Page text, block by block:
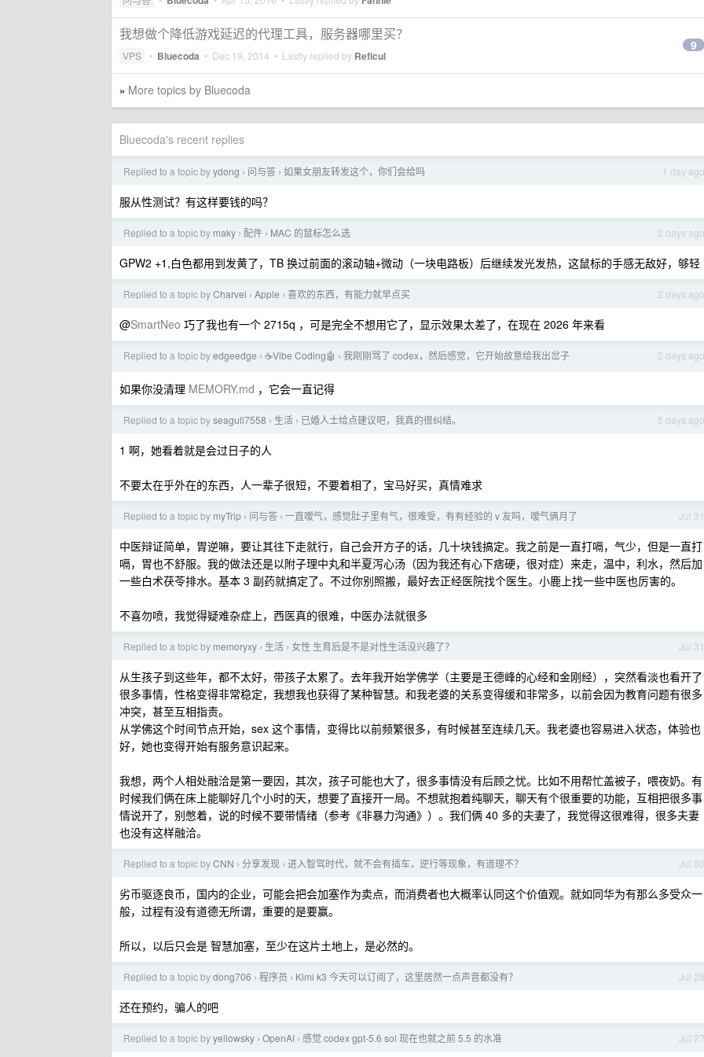
我想做个降低游戏延迟的代理工具，服务器哪里买？
VPS • Bluecoda • Dec 19, 2014 • Lastly replied by Reficul
9
» More topics by Bluecoda
Bluecoda's recent replies
1 day ago
Replied to a topic byydong › 问与答 › 如果女朋友转发这个，你们会给吗
服从性测试？有这样要钱的吗？
2 days ago
Replied to a topic by maky › 配件 › MAC 的鼠标怎么选
GPW2 +1,白色都用到发黄了，TB 换过前面的滚动轴+微动（一块电路板）后继续发光发热，这鼠标的手感无敌好，够轻
2 days ago
Replied to a topic byCharvel › Apple › 喜欢的东西，有能力就早点买
@SmartNeo 巧了我也有一个 2715q ，可是完全不想用它了，显示效果太差了，在现在 2026 年来看
2 days ago
Replied to a topic byedgeedge › ☕Vibe Coding🤖 › 我刚刚骂了 codex，然后感觉，它开始故意给我出岔子
如果你没清理 MEMORY.md ，它会一直记得
5 days ago
Replied to a topic byseagull7558 › 生活 › 已婚人士给点建议吧，我真的很纠结。
1 啊，她看着就是会过日子的人
不要太在乎外在的东西，人一辈子很短，不要着相了，宝马好买，真情难求
Jul 31
Replied to a topic by myTrip › 问与答 › 一直嗳气，感觉肚子里有气，很难受，有有经验的 v 友吗，嗳气俩月了
中医辩证简单，胃逆嘛，要让其往下走就行，自己会开方子的话，几十块钱搞定。我之前是一直打嗝，气少，但是一直打
嗝，胃也不舒服。我的做法还是以附子理中丸和半夏泻心汤（因为我还有心下痞硬，很对症）来走，温中，利水，然后加
一些白术茯苓排水。基本 3 副药就搞定了。不过你别照搬，最好去正经医院找个医生。小鹿上找一些中医也厉害的。
不喜勿喷，我觉得疑难杂症上，西医真的很难，中医办法就很多
Jul 31
Replied to a topic by memoryxy › 生活 › 女性 生育后是不是对性生活没兴趣了？
从生孩子到这些年，都不太好，带孩子太累了。去年我开始学佛学（主要是王德峰的心经和金刚经），突然看淡也看开了
很多事情，性格变得非常稳定，我想我也获得了某种智慧。和我老婆的关系变得缓和非常多，以前会因为教育问题有很多
冲突，甚至互相指责。
从学佛这个时间节点开始，sex 这个事情，变得比以前频繁很多，有时候甚至连续几天。我老婆也容易进入状态，体验也
好，她也变得开始有服务意识起来。
我想，两个人相处融洽是第一要因，其次，孩子可能也大了，很多事情没有后顾之忧。比如不用帮忙盖被子，喂夜奶。有
时候我们俩在床上能聊好几个小时的天，想要了直接开一局。不想就抱着纯聊天，聊天有个很重要的功能，互相把很多事
情说开了，别憋着，说的时候不要带情绪（参考《非暴力沟通》）。我们俩 40 多的夫妻了，我觉得这很难得，很多夫妻
也没有这样融洽。
Jul 30
Replied to a topic byCNN › 分享发现 › 进入智驾时代，就不会有插车，逆行等现象，有道理不？
劣币驱逐良币，国内的企业，可能会把会加塞作为卖点，而消费者也大概率认同这个价值观。就如同华为有那么多受众一
般，过程有没有道德无所谓，重要的是要赢。
所以，以后只会是 智慧加塞，至少在这片土地上，是必然的。
Jul 28
Replied to a topic bydong706 › 程序员 › Kimi k3 今天可以订阅了，这里居然一点声音都没有？
还在预约，骗人的吧
Jul 27
Replied to a topic byyellowsky › OpenAI › 感觉 codex gpt-5.6 sol 现在也就之前 5.5 的水准